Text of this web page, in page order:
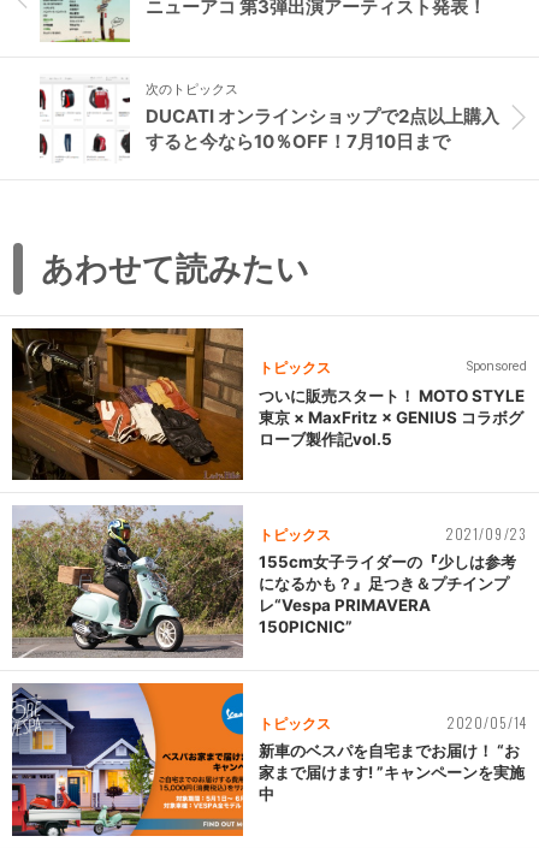
ニューアコ 第3弾出演アーティスト発表！
次のトピックス
DUCATI オンラインショップで2点以上購入
すると今なら10％OFF！7月10日まで
あわせて読みたい
トピックス Sponsored
ついに販売スタート！ MOTO STYLE
東京 × MaxFritz × GENIUS コラボグ
ローブ製作記vol.5
トピックス 2021/09/23
155cm女子ライダーの『少しは参考
になるかも？』足つき＆プチインプ
レ“Vespa PRIMAVERA
150PICNIC”
トピックス 2020/05/14
新車のベスパを自宅までお届け！ “お
家まで届けます! ”キャンペーンを実施
中